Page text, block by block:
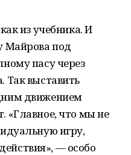
из учебника. И
Майрова под
пасу через
Так выставить
движением
«Главное, что мы не
игру,
— особо